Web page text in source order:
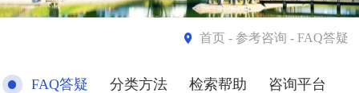
首页- 参考咨询 - FAQ答疑
FAQ答疑 分类方法 检索帮助 咨询平台